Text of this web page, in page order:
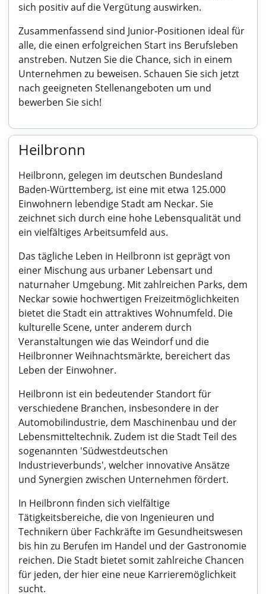
sich positiv auf die Vergütung auswirken.
Zusammenfassend sind Junior-Positionen ideal für
alle, die einen erfolgreichen Start ins Berufsleben
anstreben. Nutzen Sie die Chance, sich in einem
Unternehmen zu beweisen. Schauen Sie sich jetzt
nach geeigneten Stellenangeboten um und
bewerben Sie sich!
Heilbronn
Heilbronn, gelegen im deutschen Bundesland
Baden-Württemberg, ist eine mit etwa 125.000
Einwohnern lebendige Stadt am Neckar. Sie
zeichnet sich durch eine hohe Lebensqualität und
ein vielfältiges Arbeitsumfeld aus.
Das tägliche Leben in Heilbronn ist geprägt von
einer Mischung aus urbaner Lebensart und
naturnaher Umgebung. Mit zahlreichen Parks, dem
Neckar sowie hochwertigen Freizeitmöglichkeiten
bietet die Stadt ein attraktives Wohnumfeld. Die
kulturelle Scene, unter anderem durch
Veranstaltungen wie das Weindorf und die
Heilbronner Weihnachtsmärkte, bereichert das
Leben der Einwohner.
Heilbronn ist ein bedeutender Standort für
verschiedene Branchen, insbesondere in der
Automobilindustrie, dem Maschinenbau und der
Lebensmitteltechnik. Zudem ist die Stadt Teil des
sogenannten 'Südwestdeutschen
Industrieverbunds', welcher innovative Ansätze
und Synergien zwischen Unternehmen fördert.
In Heilbronn finden sich vielfältige
Tätigkeitsbereiche, die von Ingenieuren und
Technikern über Fachkräfte im Gesundheitswesen
bis hin zu Berufen im Handel und der Gastronomie
reichen. Die Stadt bietet somit zahlreiche Chancen
für jeden, der hier eine neue Karrieremöglichkeit
sucht.